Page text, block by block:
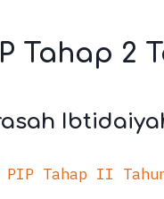
Tahap 2
Tahap II